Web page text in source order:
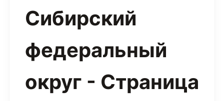
Сибирский
федеральный
округ - Страница